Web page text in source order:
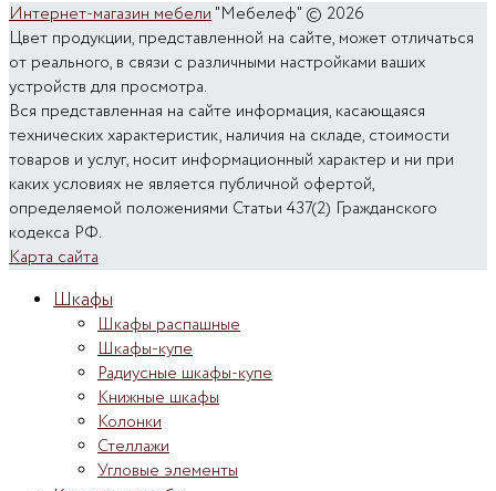
Интернет-магазин мебели"Мебелеф" © 2026
Цвет продукции, представленной на сайте, может отличаться
от реального, в связи с различными настройками ваших
устройств для просмотра.
Вся представленная на сайте информация, касающаяся
технических характеристик, наличия на складе, стоимости
товаров и услуг, носит информационный характер и ни при
каких условиях не является публичной офертой,
определяемой положениями Статьи 437(2) Гражданского
кодекса РФ.
Карта сайта
Шкафы
Шкафы распашные
Шкафы-купе
Радиусные шкафы-купе
Книжные шкафы
Колонки
Стеллажи
Угловые элементы